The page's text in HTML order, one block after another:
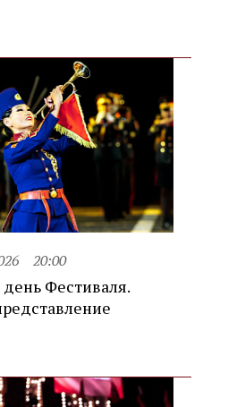
20:00
Фестиваля.